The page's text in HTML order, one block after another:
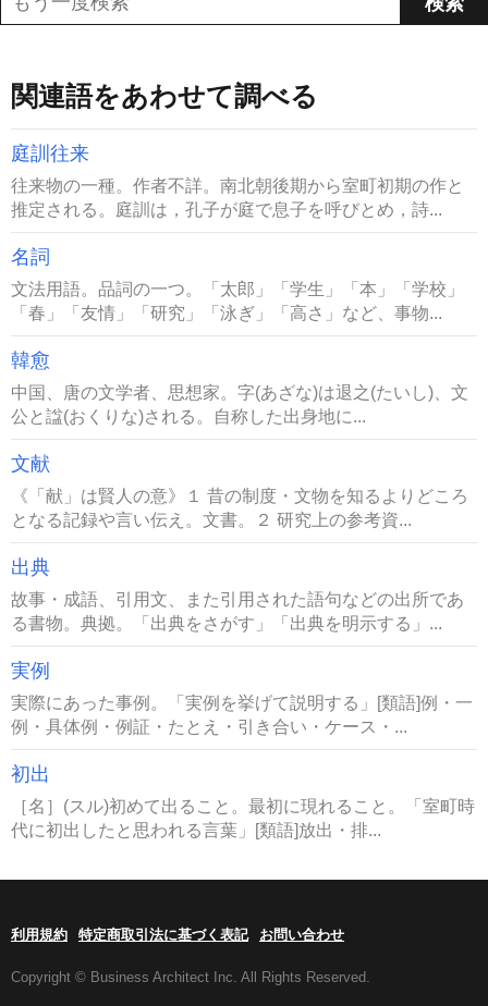
関連語をあわせて調べる
庭訓往来
往来物の一種。作者不詳。南北朝後期から室町初期の作と
推定される。庭訓は，孔子が庭で息子を呼びとめ，詩...
名詞
文法用語。品詞の一つ。「太郎」「学生」「本」「学校」
「春」「友情」「研究」「泳ぎ」「高さ」など、事物...
韓愈
中国、唐の文学者、思想家。字(あざな)は退之(たいし)、文
公と諡(おくりな)される。自称した出身地に...
文献
《「献」は賢人の意》１ 昔の制度・文物を知るよりどころ
となる記録や言い伝え。文書。２ 研究上の参考資...
出典
故事・成語、引用文、また引用された語句などの出所であ
る書物。典拠。「出典をさがす」「出典を明示する」...
実例
実際にあった事例。「実例を挙げて説明する」[類語]例・一
例・具体例・例証・たとえ・引き合い・ケース・...
初出
［名］(スル)初めて出ること。最初に現れること。「室町時
代に初出したと思われる言葉」[類語]放出・排...
利用規約 特定商取引法に基づく表記 お問い合わせ
Copyright © Business Architect Inc. All Rights Reserved.